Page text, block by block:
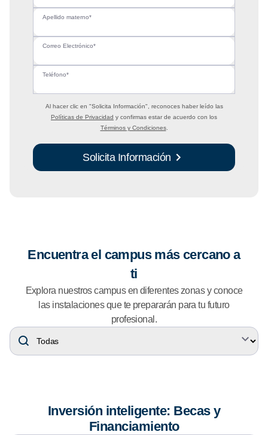
Apellido materno*
Correo Electrónico*
Teléfono*
Al hacer clic en "Solicita Información" , reconoces haber leído las
Políticas de Privacidad y confirmas estar de acuerdo con los
Términos y Condiciones.
Solicita Información
Encuentra el campus más cercano a
ti
Explora nuestros campus en diferentes zonas y conoce
las instalaciones que te prepararán para tu futuro
profesional.
Inversión inteligente: Becas y
Financiamiento